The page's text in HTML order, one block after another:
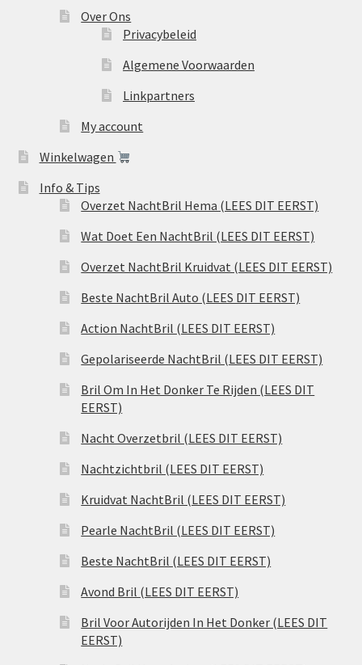
Over Ons
Privacybeleid
Algemene Voorwaarden
Linkpartners
My account
Winkelwagen
Info & Tips
Overzet NachtBril Hema (LEES DIT EERST)
Wat Doet Een NachtBril (LEES DIT EERST)
Overzet NachtBril Kruidvat (LEES DIT EERST)
Beste NachtBril Auto (LEES DIT EERST)
Action NachtBril (LEES DIT EERST)
Gepolariseerde NachtBril (LEES DIT EERST)
Bril Om In Het Donker Te Rijden (LEES DIT
EERST)
Nacht Overzetbril (LEES DIT EERST)
Nachtzichtbril (LEES DIT EERST)
Kruidvat NachtBril (LEES DIT EERST)
Pearle NachtBril (LEES DIT EERST)
Beste NachtBril (LEES DIT EERST)
Avond Bril (LEES DIT EERST)
Bril Voor Autorijden In Het Donker (LEES DIT
EERST)